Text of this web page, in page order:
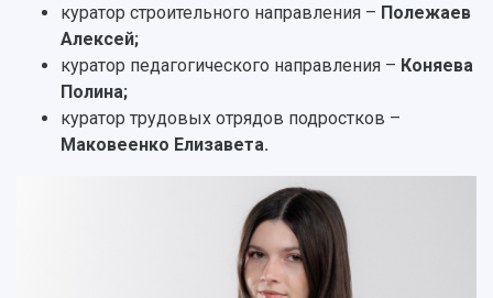
Центр истории авиационных двигателей
Ботанический сад
Умный дом бабочек
Международный межвузовский кампус
Сведения об образовательной организации
Официальные документы
куратор строительного направления – Полежаев
Алексей;
куратор педагогического направления – Коняева
Полина;
куратор трудовых отрядов подростков –
Маковеенко Елизавета.